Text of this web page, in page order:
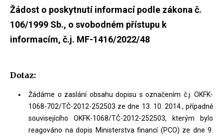
Žádost o poskytnutí informací podle zákona č.
106/1999 Sb., o svobodném přístupu k
informacím, č.j. MF-1416/2022/48
Dotaz:
Žádáme o zaslání obsahu dopisu s označením č.j. OKFK-
1068-702/TČ-2012-252503 ze dne 13. 10. 2014., případně
souvisejícího OKFK-1068/TČ-2012-252503, kterým bylo
reagováno na dopis Ministerstva financí (PCO) ze dne 9.